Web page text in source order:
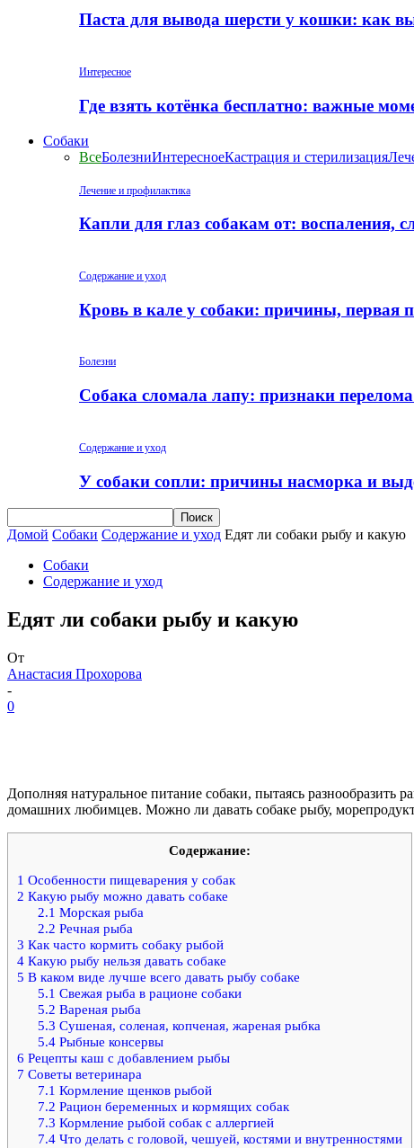
Паста для вывода шерсти у кошки: как
Интересное
Где взять котёнка бесплатно: важные
Собаки
ВсеБолезниИнтересноеКастрация и стерилизация
Лечение и профилактика
Капли для глаз собакам от: воспаления,
Содержание и уход
Кровь в кале у собаки: причины, первая
Болезни
Собака сломала лапу: признаки
Содержание и уход
У собаки сопли: причины насморка и
Домой Собаки Содержание и уход Едят ли собаки рыбу и какую
Собаки
Содержание и уход
Едят ли собаки рыбу и какую
От
Анастасия Прохорова
-
0
Дополняя натуральное питание собаки, пытаясь
домашних любимцев. Можно ли давать собаке рыбу,
Содержание:
1 Особенности пищеварения у собак
2 Какую рыбу можно давать собаке
2.1 Морская рыба
2.2 Речная рыба
3 Как часто кормить собаку рыбой
4 Какую рыбу нельзя давать собаке
5 В каком виде лучше всего давать рыбу собаке
5.1 Свежая рыба в рационе собаки
5.2 Вареная рыба
5.3 Сушеная, соленая, копченая, жареная рыбка
5.4Рыбные консервы
6 Рецепты каш с добавлением рыбы
7 Советы ветеринара
7.1 Кормление щенков рыбой
7.2 Рацион беременных и кормящих собак
7.3 Кормление рыбой собак с аллергией
7.4Что делать с головой, чешуей, костями и внутренностями